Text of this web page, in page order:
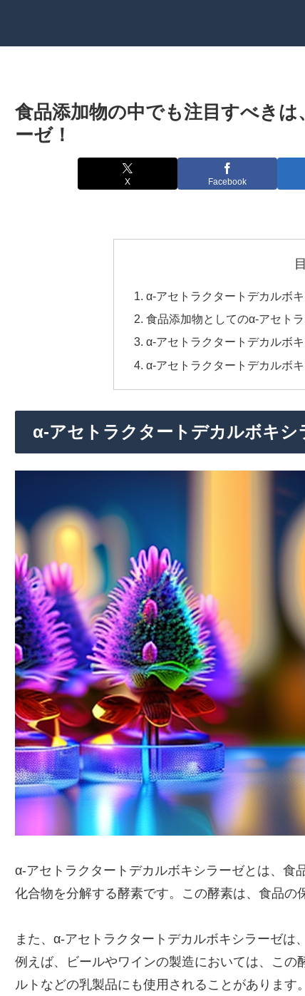
食品添加物の中でも注目すべき
ーゼ！
X Facebook
α-アセトラクタートデカルボ
食品添加物としてのα-アセト
α-アセトラクタートデカルボ
α-アセトラクタートデカルボ
α-アセトラクタートデカルボキシ
α-アセトラクタートデカルボキシラーゼとは、食
化合物を分解する酵素です。この酵素は、食品の
また、α-アセトラクタートデカルボキシラーゼは
例えば、ビールやワインの製造においては、こ
ルトなどの乳製品にも使用されることがあります。